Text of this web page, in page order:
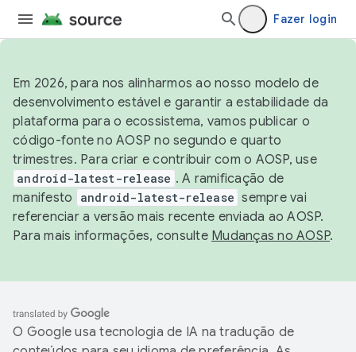
Fazer login
Em 2026, para nos alinharmos ao nosso modelo de
desenvolvimento estável e garantir a estabilidade da
plataforma para o ecossistema, vamos publicar o
código-fonte no AOSP no segundo e quarto
trimestres. Para criar e contribuir com o AOSP, use
android-latest-release . A ramificação de
manifesto
android-latest-release sempre vai
referenciar a versão mais recente enviada ao AOSP.
Para mais informações, consulte Mudanças no AOSP.
O Google usa tecnologia de IA na tradução de